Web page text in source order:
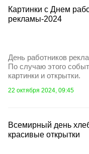
Картинки с Днем
рекламы-2024
День работников
По случаю этого
картинки и открытки.
22 октября 2024, 09:45
Всемирный день
красивые открытки